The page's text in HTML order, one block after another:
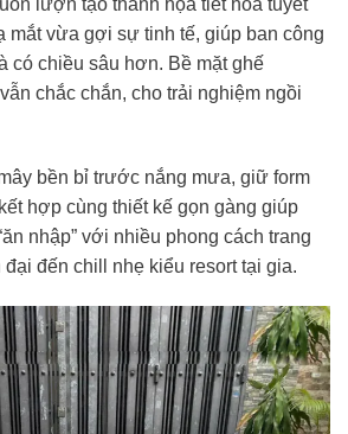
lượn tạo thành họa tiết hoa tuyết
mắt vừa gợi sự tinh tế, giúp ban công
có chiều sâu hơn. Bề mặt ghế
chắc chắn, cho trải nghiệm ngồi
bền bỉ trước nắng mưa, giữ form
hợp cùng thiết kế gọn gàng giúp
nhập” với nhiều phong cách trang
đến chill nhẹ kiểu resort tại gia.